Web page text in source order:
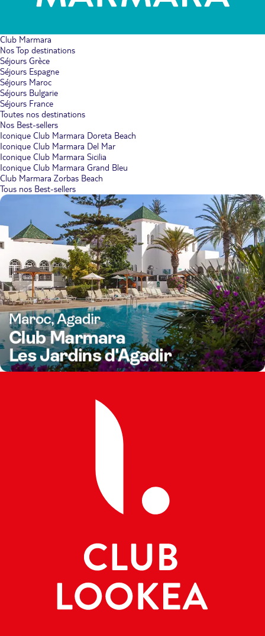
Club Marmara
Nos Top destinations
Séjours Grèce
Séjours Espagne
Séjours Maroc
Séjours Bulgarie
Séjours France
Toutes nos destinations
Nos Best-sellers
Iconique Club Marmara Doreta Beach
Iconique Club Marmara Del Mar
Iconique Club Marmara Sicilia
Iconique Club Marmara Grand Bleu
Club Marmara Zorbas Beach
Tous nos Best-sellers